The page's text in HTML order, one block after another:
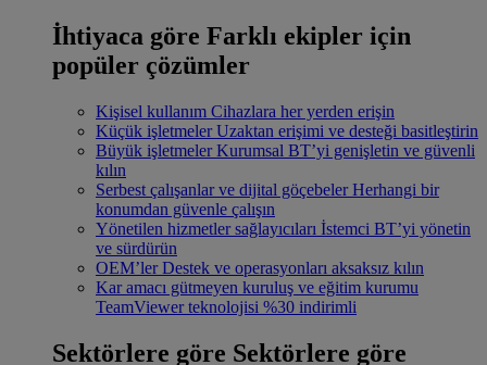
İhtiyaca göre Farklı ekipler için
popüler çözümler
Kişisel kullanım Cihazlara her yerden erişin
Küçük işletmeler Uzaktan erişimi ve desteği basitleştirin
Büyük işletmeler Kurumsal BT’yi genişletin ve güvenli
kılın
Serbest çalışanlar ve dijital göçebeler Herhangi bir
konumdan güvenle çalışın
Yönetilen hizmetler sağlayıcıları İstemci BT’yi yönetin
ve sürdürün
OEM’ler Destek ve operasyonları aksaksız kılın
Kar amacı gütmeyen kuruluş ve eğitim kurumu
TeamViewer teknolojisi %30 indirimli
Sektörlere göre Sektörlere göre